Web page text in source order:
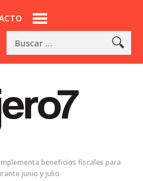
beneficios fiscales para
junio y julio